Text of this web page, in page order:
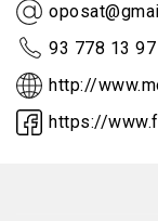
93 778 13
http://
https://